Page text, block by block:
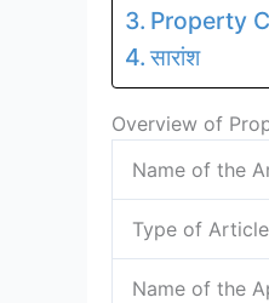
Property
सारांश
Overview of
Name of the
Type of Article
Name of the